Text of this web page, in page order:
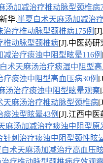
汤加减治疗椎动脉型颈椎病
华.半夏白术天麻汤加减治
疗椎动脉型颈椎病175例
椎动脉型颈椎病[J].中医药研
治疗痰浊中阻型眩晕116例
术天麻汤治疗痰湿中阻型
痰浊中阻型高血压病30例
汤治疗痰浊中阻型眩晕观察
天麻汤治疗椎动脉型颈椎病
浊型眩晕43例 [J].江西中医
麻汤加减治疗痰浊中阻型原
针刺治疗痰浊中阻型颈性眩
术天麻汤加减治疗高血压